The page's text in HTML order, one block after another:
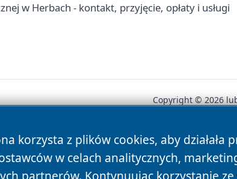
w Herbach - kontakt, przyjęcie, opłaty i usługi
korzysta z plików cookies, aby
w celach analitycznych,
partnerów. Kontynuując korzystanie
Copyright © 2026
News Autorzy